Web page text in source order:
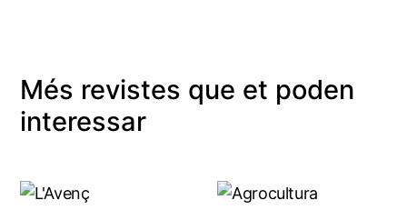
Més revistes que et poden
interessar